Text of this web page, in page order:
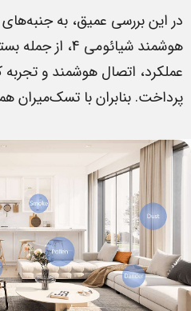
در این بررسی عمیق، به
هوشمند شیائومی
عملکرد، اتصال هوشمند و
پرداخت. بنابران با تسک‌میران